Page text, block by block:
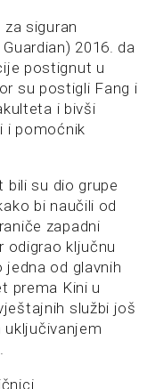
siguran
2016. da
postignut u
su postigli Fang i
i bivši
i pomoćnik
bili su dio grupe
bi naučili od
zapadni
odigrao ključnu
jedna od glavnih
prema Kini u
službi još
uključivanjem